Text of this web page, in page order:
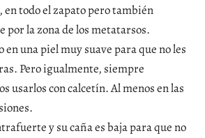
en todo el zapato pero también
por la zona de los metatarsos.
en una piel muy suave para que no les
Pero igualmente, siempre
usarlos con calcetín. Al menos en las
y su caña es baja para que no